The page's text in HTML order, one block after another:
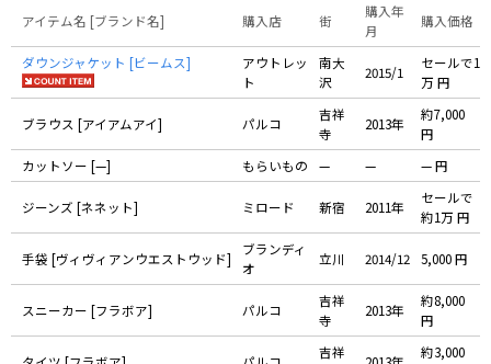
アイテム名 [ブランド名] 購入店 街
購入年
月
購入価格
ダウンジャケット [ビームス]
アウトレッ
ト
南大
沢
2015/1
セールで1
万 円
ブラウス [アイアムアイ] パルコ
吉祥
寺
2013年
約7,000
円
カットソー [—]
もらいもの — — — 円
ジーンズ [ネネット] ミロード 新宿 2011年
セールで
約1万 円
手袋 [ヴィヴィアンウエストウッド]
ブランディ
オ
立川 2014/12 5,000 円
スニーカー [フラボア] パルコ
吉祥
寺
2013年
約8,000
円
吉祥
約3,000